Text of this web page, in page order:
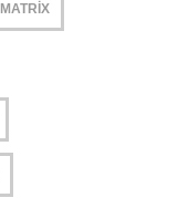
MATRIX